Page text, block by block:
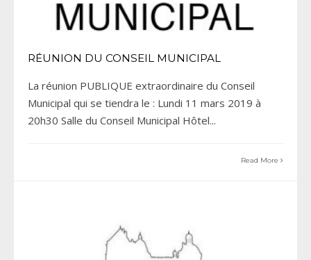
RÉUNION DU CONSEIL MUNICIPAL
La réunion PUBLIQUE extraordinaire du Conseil
Municipal qui se tiendra le : Lundi 11 mars 2019 à
20h30 Salle du Conseil Municipal Hôtel...
Read More